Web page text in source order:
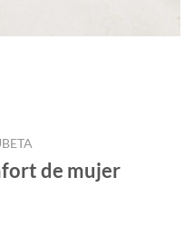
de mujer